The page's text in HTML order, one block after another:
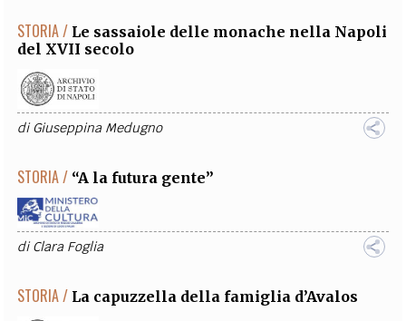
STORIA / Le sassaiole delle monache nella Napoli
del XVII secolo
diGiuseppina Medugno
STORIA / “A la futura gente”
diClara Foglia
STORIA / La capuzzella della famiglia d’Avalos